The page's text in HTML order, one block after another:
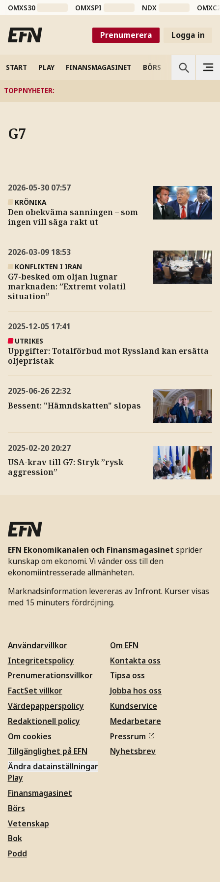
OMXS30 OMXSPI NDX
Prenumerera Logga in
START PLAY FINANSMAGASINET BÖRS VETENSKAP
TOPPNYHETER:
G7
2026-05-30 07:57
KRÖNIKA
Den obekväma sanningen – som
ingen vill säga rakt ut
2026-03-09 18:53
KONFLIKTEN I IRAN
G7-besked om oljan lugnar
marknaden: ”Extremt volatil
situation”
2025-12-05 17:41
UTRIKES
Uppgifter: Totalförbud mot Ryssland kan ersätta
oljepristak
2025-06-26 22:32
Bessent: "Hämndskatten" slopas
2025-02-20 20:27
USA-krav till G7: Stryk ”rysk
aggression”
EFN Ekonomikanalen och Finansmagasinet sprider
kunskap om ekonomi. Vi vänder oss till den
ekonomiintresserade allmänheten.
Marknadsinformation levereras av Infront. Kurser visas
med 15 minuters fördröjning.
Användarvillkor
Integritetspolicy
Prenumerationsvillkor
FactSet villkor
Värdepapperspolicy
Redaktionell policy
Om cookies
Tillgänglighet på EFN
Ändra datainställningar
Om EFN
Kontakta oss
Tipsa oss
Jobba hos oss
Kundservice
Medarbetare
Pressrum
Nyhetsbrev
Play
Finansmagasinet
Börs
Vetenskap
Bok
Podd